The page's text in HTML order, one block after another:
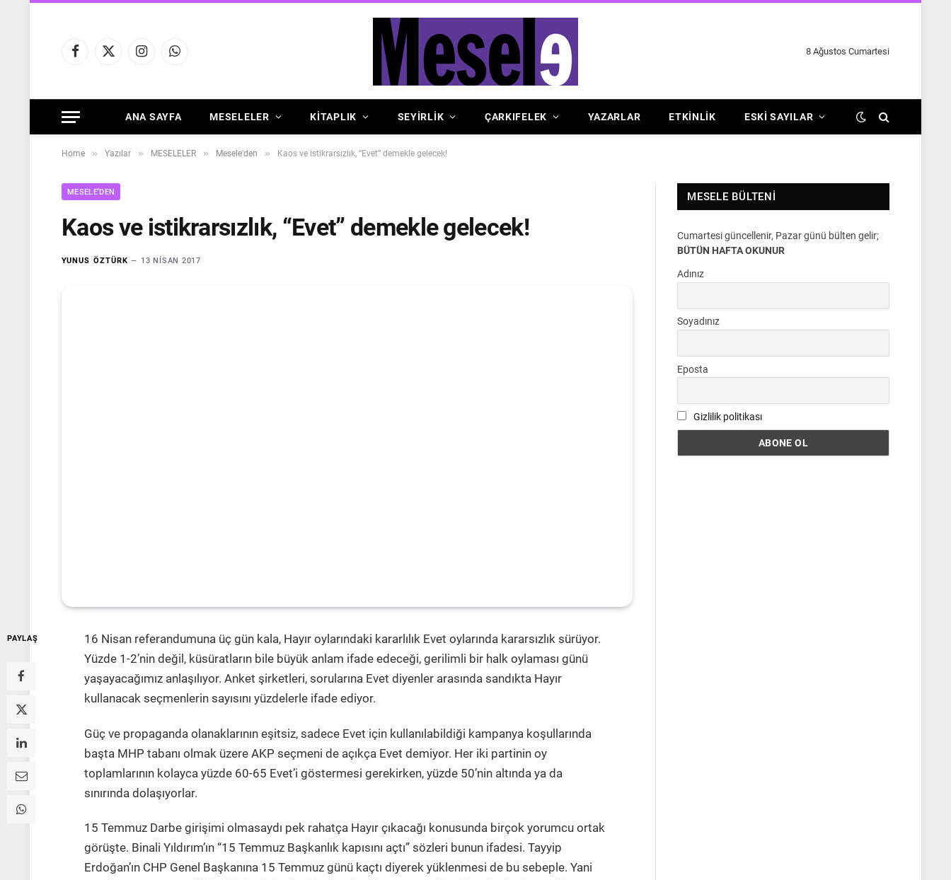
Facebook
X
InstagramWhatsApp
8 Ağustos Cumartesi
ANA SAYFA MESELELER KİTAPLIK SEYİRLİK ÇARKIFELEK YAZARLAR ETKINLIK ESKI SAYILAR
Home » Yazılar » MESELELER » Mesele'den » Kaos ve istikrarsızlık, “Evet” demekle gelecek!
MESELE'DEN
Kaos ve istikrarsızlık, “Evet” demekle gelecek!
YUNUS ÖZTÜRK 13 NISAN 2017
PAYLAŞ
16 Nisan referandumuna üç gün kala, Hayır oylarındaki kararlılık Evet oylarında kararsızlık sürüyor.
Yüzde 1-2’nin değil, küsüratların bile büyük anlam ifade edeceği, gerilimli bir halk oylaması günü
yaşayacağımız anlaşılıyor. Anket şirketleri, sorularına Evet diyenler arasında sandıkta Hayır
kullanacak seçmenlerin sayısını yüzdelerle ifade ediyor.
Güç ve propaganda olanaklarının eşitsiz, sadece Evet için kullanılabildiği kampanya koşullarında
başta MHP tabanı olmak üzere AKP seçmeni de açıkça Evet demiyor. Her iki partinin oy
toplamlarının kolayca yüzde 60-65 Evet’i göstermesi gerekirken, yüzde 50’nin altında ya da
sınırında dolaşıyorlar.
15 Temmuz Darbe girişimi olmasaydı pek rahatça Hayır çıkacağı konusunda birçok yorumcu ortak
görüşte. Binali Yıldırım’ın “15 Temmuz Başkanlık kapısını açtı” sözleri bunun ifadesi. Tayyip
Erdoğan’ın CHP Genel Başkanına 15 Temmuz günü kaçtı diyerek yüklenmesi de bu sebeple. Yani
MESELE BÜLTENI
Cumartesi güncellenir, Pazar günü bülten gelir;
BÜTÜN HAFTA OKUNUR
Adınız
Soyadınız
Eposta
Gizlilik politikası